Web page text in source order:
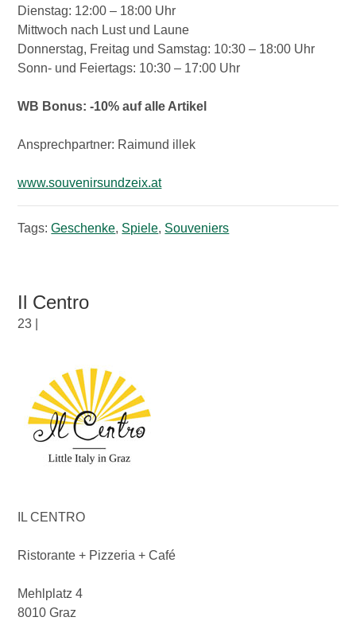
Dienstag: 12:00 – 18:00 Uhr
Mittwoch nach Lust und Laune
Donnerstag, Freitag und Samstag: 10:30 – 18:00 Uhr
Sonn- und Feiertags: 10:30 – 17:00 Uhr
WB Bonus: -10% auf alle Artikel
Ansprechpartner: Raimund illek
www.souvenirsundzeix.at
Tags:Geschenke, Spiele, Souveniers
Il Centro
23 |
IL CENTRO
Ristorante + Pizzeria + Café
Mehlplatz 4
8010 Graz